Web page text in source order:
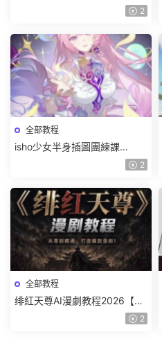
課2026【畫質高清有課件筆 2
全部教程
isho少女半身插圖團練課
2026【畫質高清隻有視頻】 2
全部教程
绯紅天尊AI漫劇教程2026【畫
2